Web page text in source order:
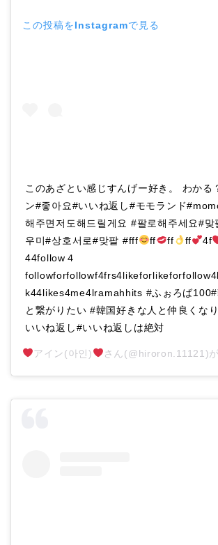
この投稿をInstagramで見る
このあざとい感じすんげー好き。 わかる
ン#좋아요#いいね返し#モモランド
해주면저도해드릴게요 #팔로해주세요#맞
우미#상호서로#맞팔 #fff
ff ff ff
4f
44follow４
k44likes4me4lramahhits #ふぉろば100#
と繋がりたい #韓国好きな人と仲良くな
いいね返し#いいね返しは絶対
アイン(아인) さん(@hiroron.11121)がシ